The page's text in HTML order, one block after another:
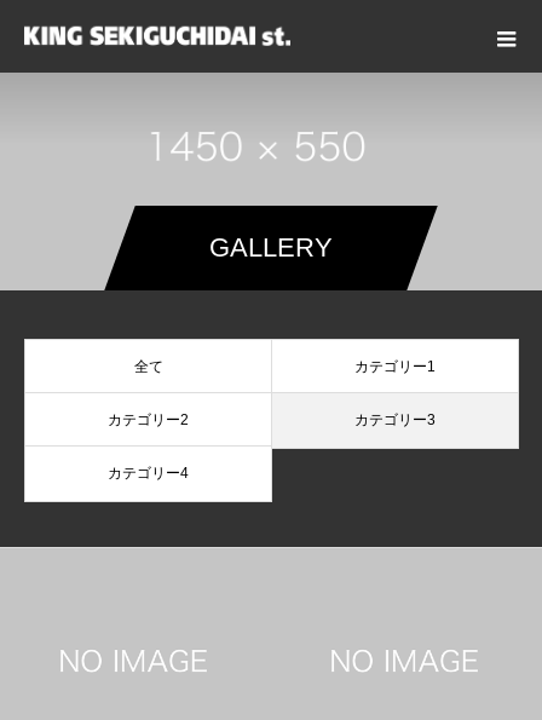
GALLERY
全て カテゴリー1
カテゴリー2 カテゴリー3
カテゴリー4